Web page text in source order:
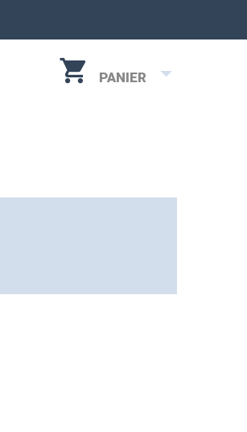
PANIER